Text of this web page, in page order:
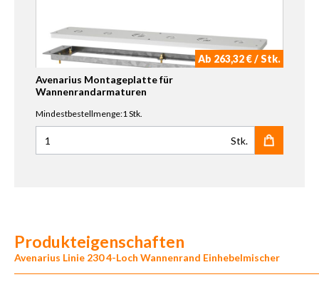
Ab 263,32 € / Stk.
Avenarius Montageplatte für
Wannenrandarmaturen
Mindestbestellmenge:1 Stk.
Anzahl für Avenarius Montageplatte für
Stk.
Produkteigenschaften
Avenarius Linie 230 4-Loch Wannenrand Einhebelmischer